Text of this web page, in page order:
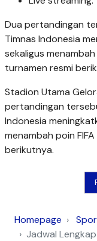
Dua pertandingan
Timnas Indonesia
sekaligus
turnamen resmi
Stadion Utama
pertandingan
Indonesia
menambah poin
berikutnya.
Homepage
Jadwal